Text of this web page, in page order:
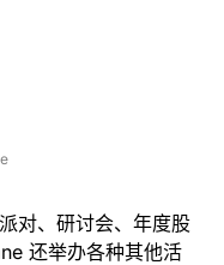
对、研讨会、年度股
还举办各种其他活